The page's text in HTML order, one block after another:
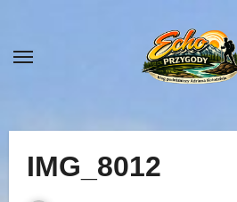
content
IMG_8012